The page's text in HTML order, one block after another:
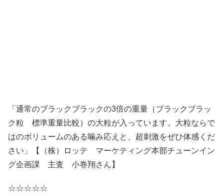
「通常のブラックブラックの3倍の重量（ブラックブラッ
ク粒 標準重量比較）の大粒が入っています。大粒ならで
はのボリュームのある噛み応えと、超刺激をぜひ体感くだ
さい」【（株）ロッテ マーケティング本部チューンイン
グ企画課 主査 小巻翔さん】
☆☆☆☆☆